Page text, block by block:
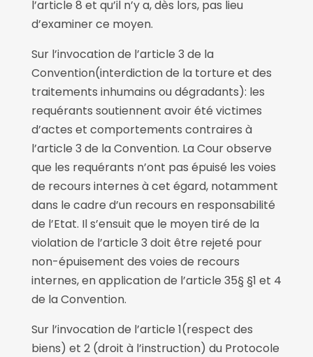
l’article 8 et qu’il n’y a, dès lors, pas lieu
d’examiner ce moyen.
Sur l’invocation de l’article 3 de la
Convention(interdiction de la torture et des
traitements inhumains ou dégradants): les
requérants soutiennent avoir été victimes
d’actes et comportements contraires à
l’article 3 de la Convention. La Cour observe
que les requérants n’ont pas épuisé les voies
de recours internes à cet égard, notamment
dans le cadre d’un recours en responsabilité
de l’Etat. Il s’ensuit que le moyen tiré de la
violation de l’article 3 doit être rejeté pour
non-épuisement des voies de recours
internes, en application de l’article 35§ §1 et 4
de la Convention.
Sur l’invocation de l’article 1(respect des
biens) et 2 (droit à l’instruction) du Protocole